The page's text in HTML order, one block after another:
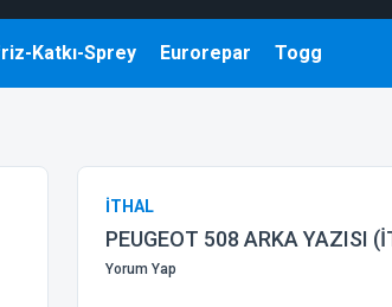
Katkı-Sprey Eurorepar Togg
İTHAL
PEUGEOT 508 ARKA YAZISI
Yorum Yap